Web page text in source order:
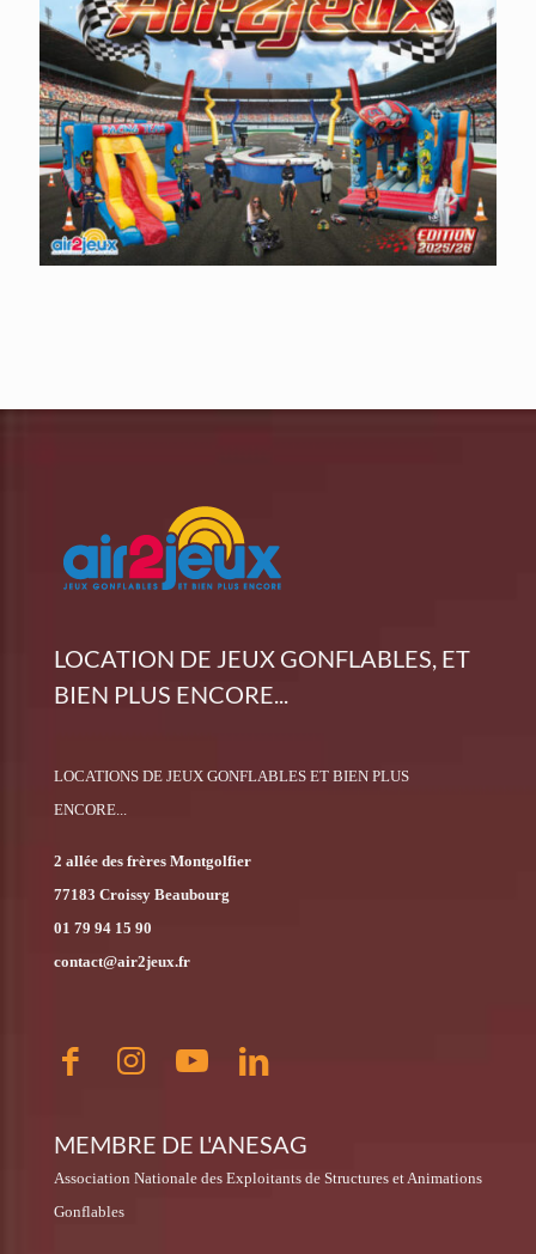
LOCATION DE JEUX GONFLABLES, ET
BIEN PLUS ENCORE...
LOCATIONS DE JEUX GONFLABLES ET BIEN PLUS
ENCORE...
2 allée des frères Montgolfier
77183 Croissy Beaubourg
01 79 94 15 90
contact@air2jeux.fr
MEMBRE DE L'ANESAG
Association Nationale des Exploitants de Structures et Animations
Gonflables